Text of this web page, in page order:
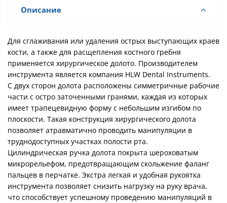
Описание
Для сглаживания или удаления острых выступающих краев
кости, а также для расщепления костного гребня
применяется хирургическое долото. Производителем
инструмента является компания HLW Dental Instruments.
С двух сторон долота расположены симметричные рабочие
части с остро заточенными гранями, каждая из которых
имеет трапецевидную форму с небольшим изгибом по
плоскости. Такая конструкция хирургического долота
позволяет атравматично проводить манипуляции в
труднодоступных участках полости рта.
Цилиндрическая ручка долота покрыта шероховатым
микрорельефом, предотвращающим скольжение фаланг
пальцев в перчатке. Экстра легкая и удобная рукоятка
инструмента позволяет снизить нагрузку на руку врача,
что способствует успешному проведению манипуляций в